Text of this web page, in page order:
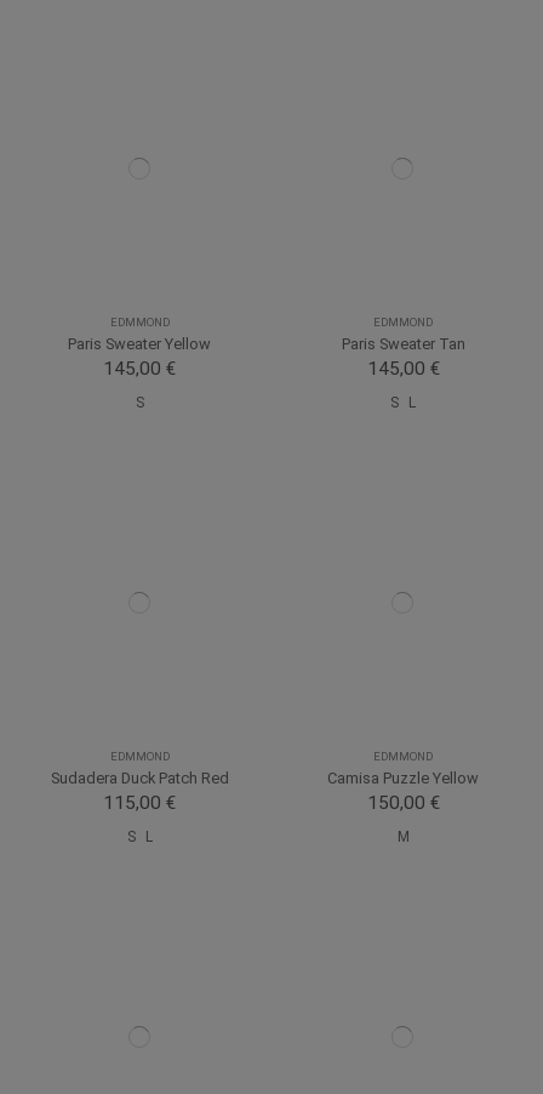
EDMMOND
Paris Sweater Yellow
145,00 €
S
EDMMOND
Paris Sweater Tan
145,00 €
S L
EDMMOND
Sudadera Duck Patch Red
115,00 €
S L
EDMMOND
Camisa Puzzle Yellow
150,00 €
M